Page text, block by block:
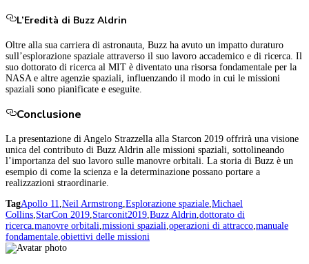
L’Eredità di Buzz Aldrin
Oltre alla sua carriera di astronauta, Buzz ha avuto un impatto duraturo
sull’esplorazione spaziale attraverso il suo lavoro accademico e di ricerca. Il
suo dottorato di ricerca al MIT è diventato una risorsa fondamentale per la
NASA e altre agenzie spaziali, influenzando il modo in cui le missioni
spaziali sono pianificate e eseguite.
Conclusione
La presentazione di Angelo Strazzella alla Starcon 2019 offrirà una visione
unica del contributo di Buzz Aldrin alle missioni spaziali, sottolineando
l’importanza del suo lavoro sulle manovre orbitali. La storia di Buzz è un
esempio di come la scienza e la determinazione possano portare a
realizzazioni straordinarie.
TagApollo 11 Neil Armstrong Esplorazione spaziale Michael
Collins StarCon 2019 Starconit2019 Buzz Aldrin dottorato di
ricerca manovre orbitali missioni spaziali operazioni di attracco manuale
fondamentale obiettivi delle missioni